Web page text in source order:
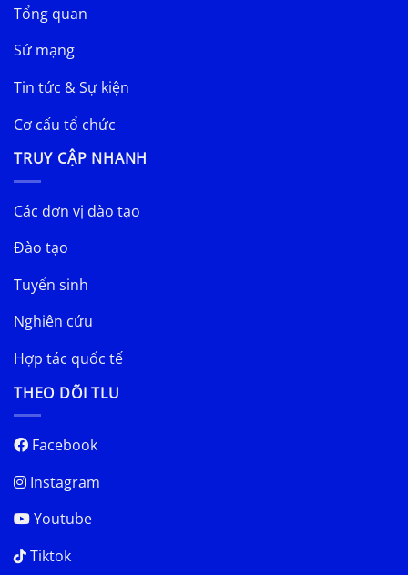
Tổng quan
Sứ mạng
Tin tức & Sự kiện
Cơ cấu tổ chức
TRUY CẬP NHANH
Các đơn vị đào tạo
Đào tạo
Tuyển sinh
Nghiên cứu
Hợp tác quốc tế
THEO DÕI TLU
Facebook
Instagram
Youtube
Tiktok